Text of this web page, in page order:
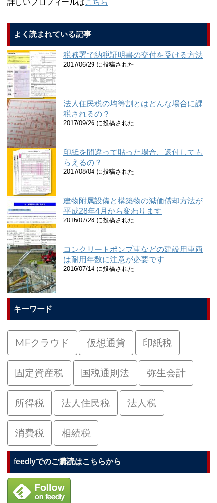
詳しいプロフィールはこちら
よく読まれている記事
税務署で納税証明書の交付を受ける方法
2017/06/29 に投稿された
法人住民税の均等割とはどんな場合に課
税されるの？
2017/09/26 に投稿された
印紙を間違って貼った場合、還付しても
らえるの？
2017/08/04 に投稿された
建物附属設備と構築物の減価償却方法が
平成28年4月から変わります
2016/07/28 に投稿された
コンクリートポンプ車などの建設用車両
は耐用年数に注意が必要です
2016/07/14 に投稿された
キーワード
MFクラウド 仮想通貨 印紙税
固定資産税 国税通則法 弥生会計
所得税 法人住民税 法人税
消費税 相続税
feedlyでのご購読はこちらから